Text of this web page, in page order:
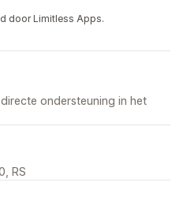
door Limitless Apps.
ondersteuning in het
RS